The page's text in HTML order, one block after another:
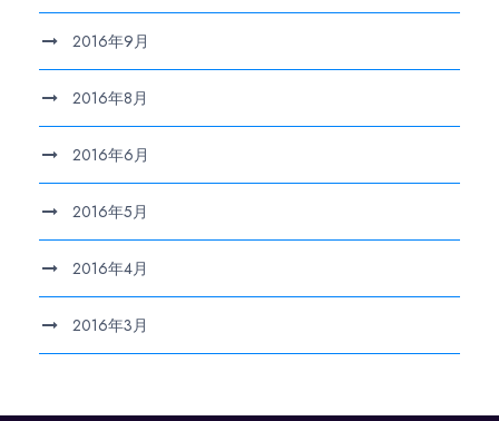
2016年9月
2016年8月
2016年6月
2016年5月
2016年4月
2016年3月